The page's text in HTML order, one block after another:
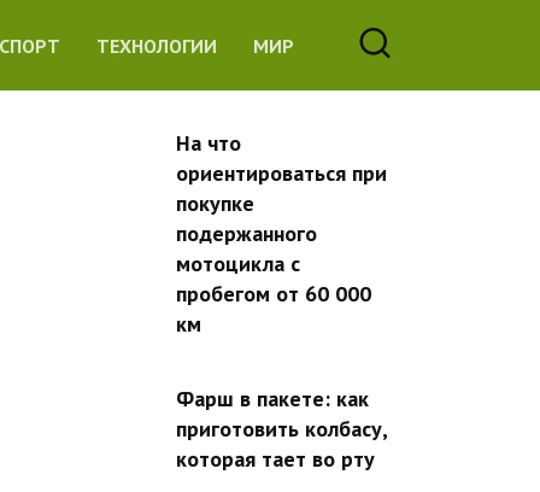
СПОРТ ТЕХНОЛОГИИ МИР
На что
ориентироваться при
покупке
подержанного
мотоцикла с
пробегом от 60 000
км
Фарш в пакете: как
приготовить колбасу,
которая тает во рту